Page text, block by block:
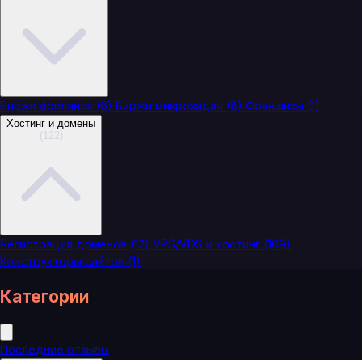
Биржи фриланса (6) Биржи микрозадач (8) Франшизы (1)
Хостинг и домены
(122)
Регистрация доменов (12) VPS/VDS и хостинг (109)
Конструкторы сайтов (1)
Категории
Последние отзывы